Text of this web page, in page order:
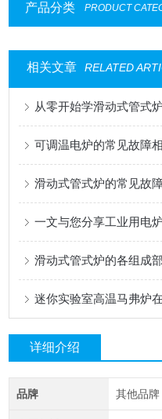
产品分类 PRODUCT
相关文章 RELATED
从零开始学滑动式管式
可调温电炉的常见故障
滑动式管式炉的常见故
一文与您分享工业用电
滑动式管式炉的各组成
迷你实验室高温马弗炉
详细介绍
品牌 其他品牌